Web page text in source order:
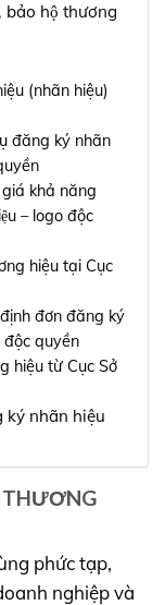
bảo hộ thương
(nhãn hiệu)
đăng ký nhãn
khả năng
– logo độc
hiệu tại Cục
đơn đăng ký
độc quyền
hiệu từ Cục Sở
ký nhãn hiệu
phức tạp,
nghiệp và